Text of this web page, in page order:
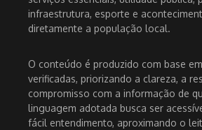
infraestrutura, esporte e
diretamente a população local.
O conteúdo é produzido com base
verificadas, priorizando a clareza, a
compromisso com a informação de
linguagem adotada busca ser
fácil entendimento, aproximando o